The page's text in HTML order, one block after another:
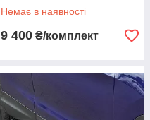
Немає в наявності
9 400 ₴/комплект